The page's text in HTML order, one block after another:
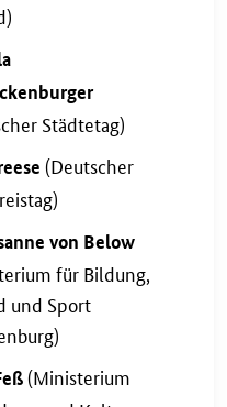
Städtetag)
(Deutscher
von Below
für Bildung,
und Sport
(Ministerium